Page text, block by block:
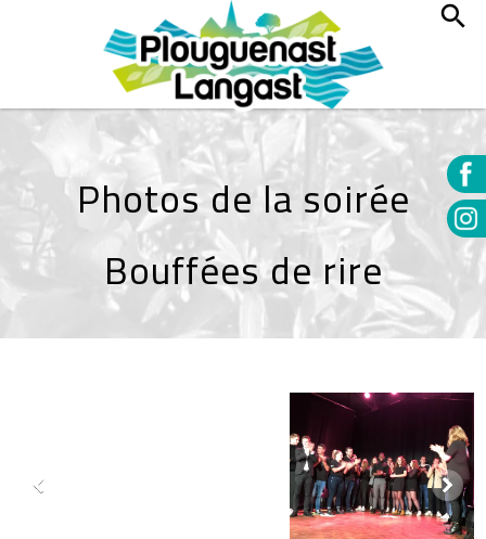
Photos de la soirée
Bouffées de rire